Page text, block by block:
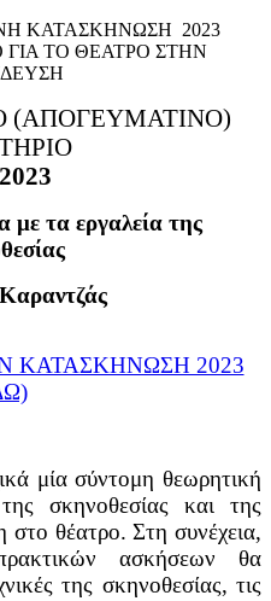
ΚΑΤΑΣΚΗΝΩΣΗ 2023
ΤΟ ΘΕΑΤΡΟ ΣΤΗΝ
τα εργαλεία της
ΚΑΤΑΣΚΗΝΩΣΗ 2023
μία σύντομη θεωρητική
σκηνοθεσίας και της
στο θέατρο. Στη συνέχεια,
ασκήσεων θα
της σκηνοθεσίας, τις